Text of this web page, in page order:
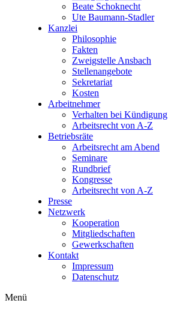
Beate Schoknecht
Ute Baumann-Stadler
Kanzlei
Philosophie
Fakten
Zweigstelle Ansbach
Stellenangebote
Sekretariat
Kosten
Arbeitnehmer
Verhalten bei Kündigung
Arbeitsrecht von A-Z
Betriebsräte
Arbeitsrecht am Abend
Seminare
Rundbrief
Kongresse
Arbeitsrecht von A-Z
Presse
Netzwerk
Kooperation
Mitgliedschaften
Gewerkschaften
Kontakt
Impressum
Datenschutz
Menü